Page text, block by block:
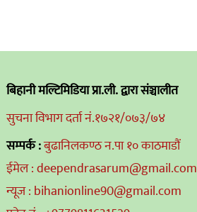
बिहानी मल्टिमिडिया प्रा.ली. द्वारा संञ्चालीत
सुचना विभाग दर्ता नं.१७२१/०७३/७४
सम्पर्क :बुढानिलकण्ठ न.पा १० काठमाडौं
ईमेल : deependrasarum@gmail.com
न्यूज : bihanionline90@gmail.com